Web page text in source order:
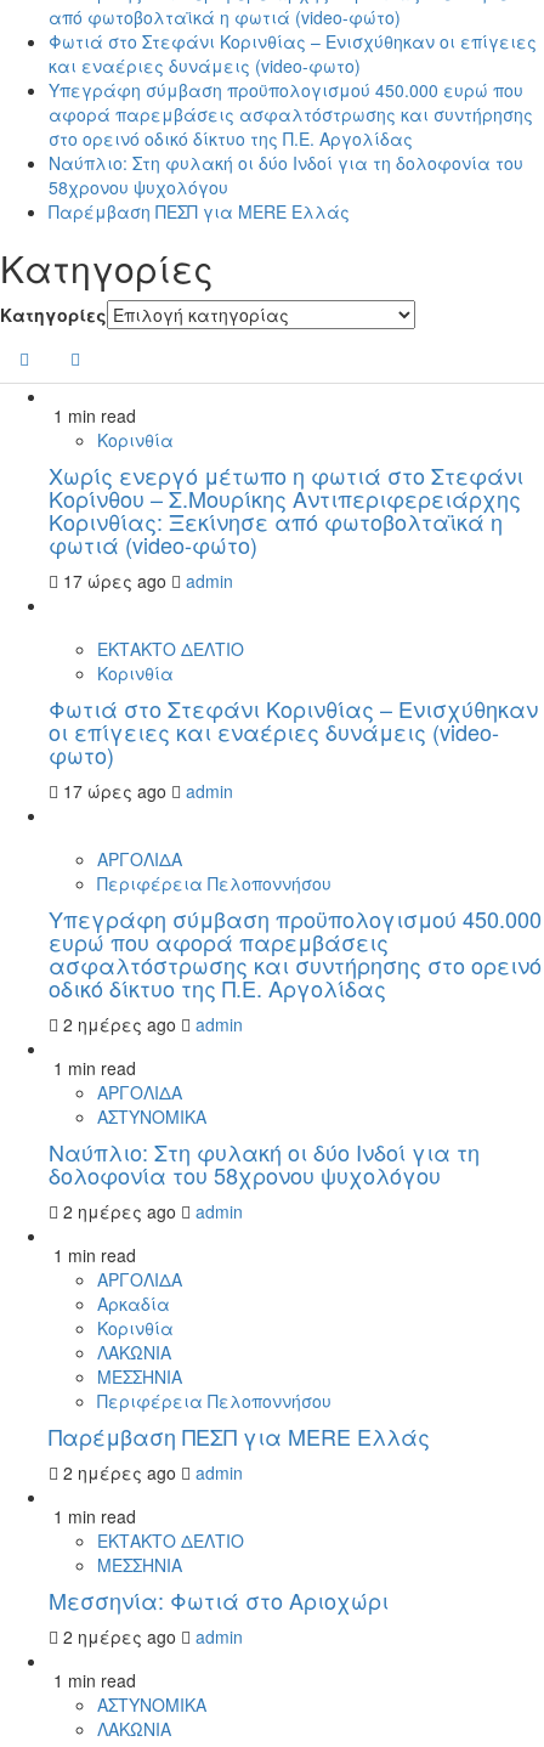
από φωτοβολταϊκά η φωτιά (video-φώτο)
Φωτιά στο Στεφάνι Κορινθίας – Ενισχύθηκαν οι επίγειες
και εναέριες δυνάμεις (video-φωτο)
Υπεγράφη σύμβαση προϋπολογισμού 450.000 ευρώ που
αφορά παρεμβάσεις ασφαλτόστρωσης και συντήρησης
στο ορεινό οδικό δίκτυο της Π.Ε. Αργολίδας
Ναύπλιο: Στη φυλακή οι δύο Ινδοί για τη δολοφονία του
58χρονου ψυχολόγου
Παρέμβαση ΠΕΣΠ για MERE Ελλάς
Kατηγορίες
Kατηγορίες
1 min read
Κορινθία
Χωρίς ενεργό μέτωπο η φωτιά στο Στεφάνι
Κορίνθου – Σ.Μουρίκης Αντιπεριφερειάρχης
Κορινθίας: Ξεκίνησε από φωτοβολταϊκά η
φωτιά (video-φώτο)
17 ώρες ago admin
ΕΚΤΑΚΤΟ ΔΕΛΤΙΟ
Κορινθία
Φωτιά στο Στεφάνι Κορινθίας – Ενισχύθηκαν
οι επίγειες και εναέριες δυνάμεις (video-
φωτο)
17 ώρες ago admin
ΑΡΓΟΛΙΔΑ
Περιφέρεια Πελοποννήσου
Υπεγράφη σύμβαση προϋπολογισμού 450.000
ευρώ που αφορά παρεμβάσεις
ασφαλτόστρωσης και συντήρησης στο ορεινό
οδικό δίκτυο της Π.Ε. Αργολίδας
2 ημέρες ago
admin
1 min read
ΑΡΓΟΛΙΔΑ
ΑΣΤΥΝΟΜΙΚΑ
Ναύπλιο: Στη φυλακή οι δύο Ινδοί για τη
δολοφονία του 58χρονου ψυχολόγου
2 ημέρες ago
admin
1 min read
ΑΡΓΟΛΙΔΑ
Αρκαδία
Κορινθία
ΛΑΚΩΝΙΑ
ΜΕΣΣΗΝΙΑ
Περιφέρεια Πελοποννήσου
Παρέμβαση ΠΕΣΠ για MERE Ελλάς
2 ημέρες ago
admin
1 min read
ΕΚΤΑΚΤΟ ΔΕΛΤΙΟ
ΜΕΣΣΗΝΙΑ
Μεσσηνία: Φωτιά στο Αριοχώρι
2 ημέρες ago
admin
1 min read
ΑΣΤΥΝΟΜΙΚΑ
ΛΑΚΩΝΙΑ